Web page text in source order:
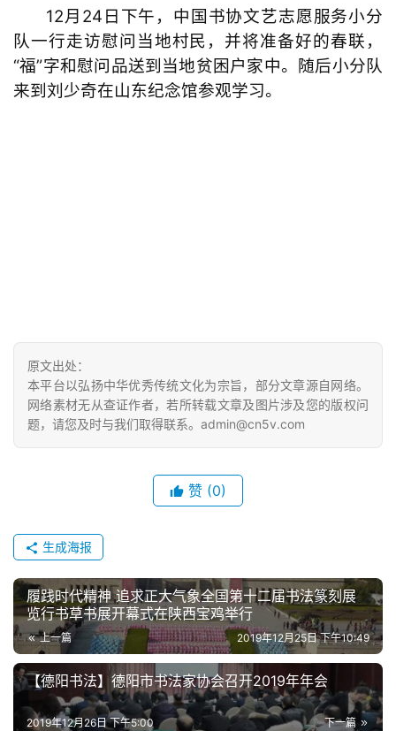
12月24日下午，中国书协文艺志愿服务小分
队一行走访慰问当地村民，并将准备好的春联，
“福”字和慰问品送到当地贫困户家中。随后小分队
来到刘少奇在山东纪念馆参观学习。
原文出处：
本平台以弘扬中华优秀传统文化为宗旨，部分文章源自网络。
网络素材无从查证作者，若所转载文章及图片涉及您的版权问
题，请您及时与我们取得联系。admin@cn5v.com
赞 (0)
生成海报
履践时代精神 追求正大气象全国第十二届书法篆刻展
览行书草书展开幕式在陕西宝鸡举行
上一篇 2019年12月25日 下午10:49
【德阳书法】德阳市书法家协会召开2019年年会
下一篇
2019年12月26日 下午5:00